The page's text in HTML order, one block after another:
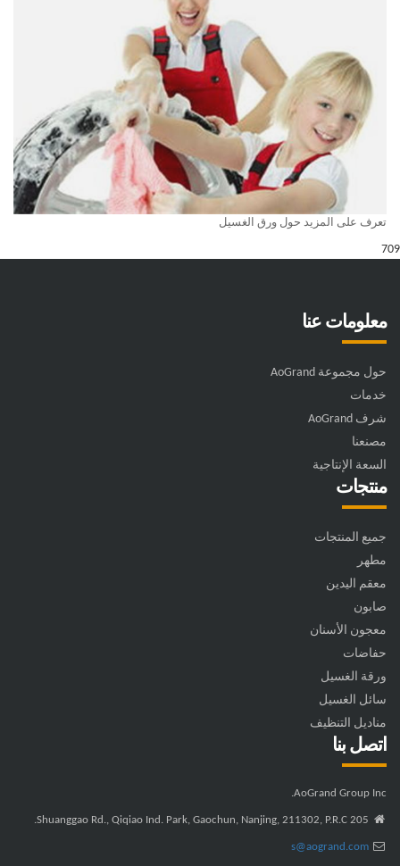
تعرف على المزيد حول ورق الغسيل
709
معلومات عنا
حول مجموعة AoGrand
خدمات
شرف AoGrand
مصنعنا
السعة الإنتاجية
منتجات
جميع المنتجات
مطهر
معقم اليدين
صابون
معجون الأسنان
حفاضات
ورقة الغسيل
سائل الغسيل
مناديل التنظيف
اتصل بنا
AoGrand Group Inc.